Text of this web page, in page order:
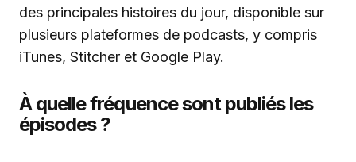
des principales histoires du jour, disponible sur
plusieurs plateformes de podcasts, y compris
iTunes, Stitcher et Google Play.
À quelle fréquence sont publiés les
épisodes ?